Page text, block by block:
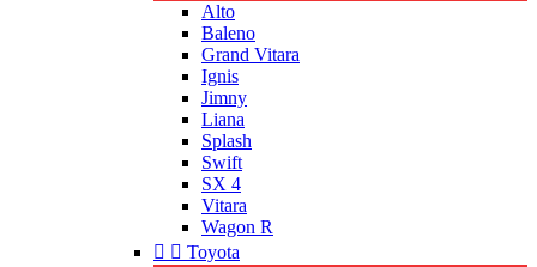
Alto
Baleno
Grand Vitara
Ignis
Jimny
Liana
Splash
Swift
SX 4
Vitara
Wagon R
  Toyota